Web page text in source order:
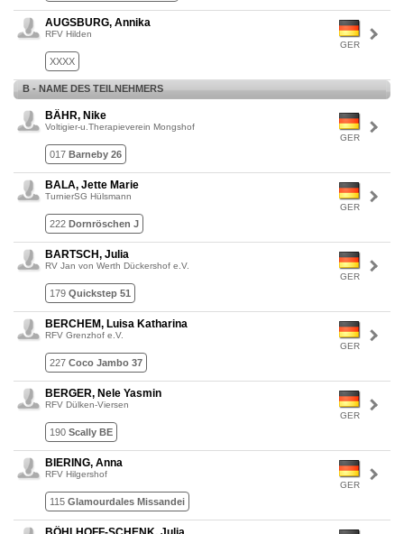
GER
AUGSBURG, Annika
RFV Hilden
XXXX
B - NAME DES TEILNEHMERS
GER
BÄHR, Nike
Voltigier-u.Therapieverein Mongshof
017 Barneby 26
GER
BALA, Jette Marie
TurnierSG Hülsmann
222 Dornröschen J
GER
BARTSCH, Julia
RV Jan von Werth Dückershof e.V.
179 Quickstep 51
GER
BERCHEM, Luisa Katharina
RFV Grenzhof e.V.
227 Coco Jambo 37
GER
BERGER, Nele Yasmin
RFV Dülken-Viersen
190 Scally BE
GER
BIERING, Anna
RFV Hilgershof
115 Glamourdales Missandei